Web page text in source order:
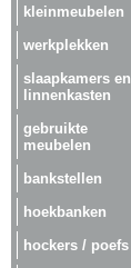
kleinmeubelen
werkplekken
slaapkamers en
linnenkasten
gebruikte
meubelen
bankstellen
hoekbanken
hockers / poefs